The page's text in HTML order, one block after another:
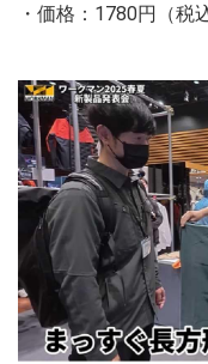
・価格：1780円（税